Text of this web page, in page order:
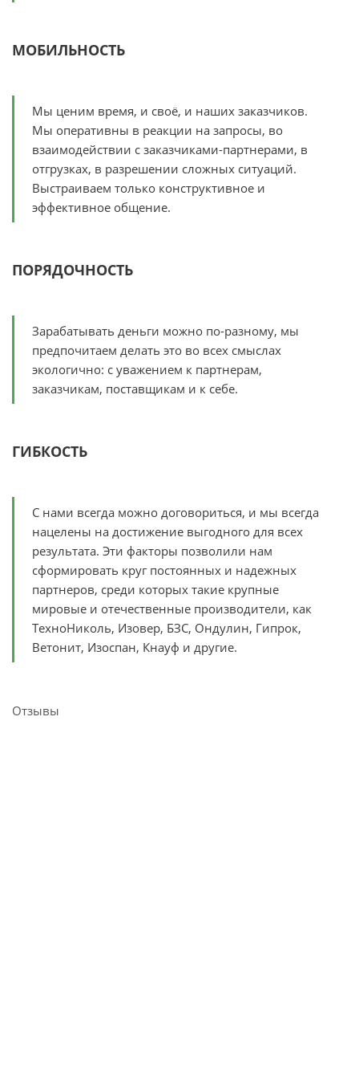
МОБИЛЬНОСТЬ
Мы ценим время, и своё, и наших заказчиков.
Мы оперативны в реакции на запросы, во
взаимодействии с заказчиками-партнерами, в
отгрузках, в разрешении сложных ситуаций.
Выстраиваем только конструктивное и
эффективное общение.
ПОРЯДОЧНОСТЬ
Зарабатывать деньги можно по-разному, мы
предпочитаем делать это во всех смыслах
экологично: с уважением к партнерам,
заказчикам, поставщикам и к себе.
ГИБКОСТЬ
С нами всегда можно договориться, и мы всегда
нацелены на достижение выгодного для всех
результата. Эти факторы позволили нам
сформировать круг постоянных и надежных
партнеров, среди которых такие крупные
мировые и отечественные производители, как
ТехноНиколь, Изовер, БЗС, Ондулин, Гипрок,
Ветонит, Изоспан, Кнауф и другие.
Отзывы